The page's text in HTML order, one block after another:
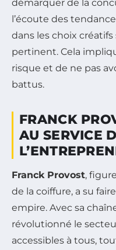
démarquer de la
l’écoute des
dans les choix
pertinent. Cela
risque et de ne pas
battus.
FRANCK
AU SERVICE
Franck Provost,
de la coiffure, a su
empire. Avec sa
révolutionné le
accessibles à tous,